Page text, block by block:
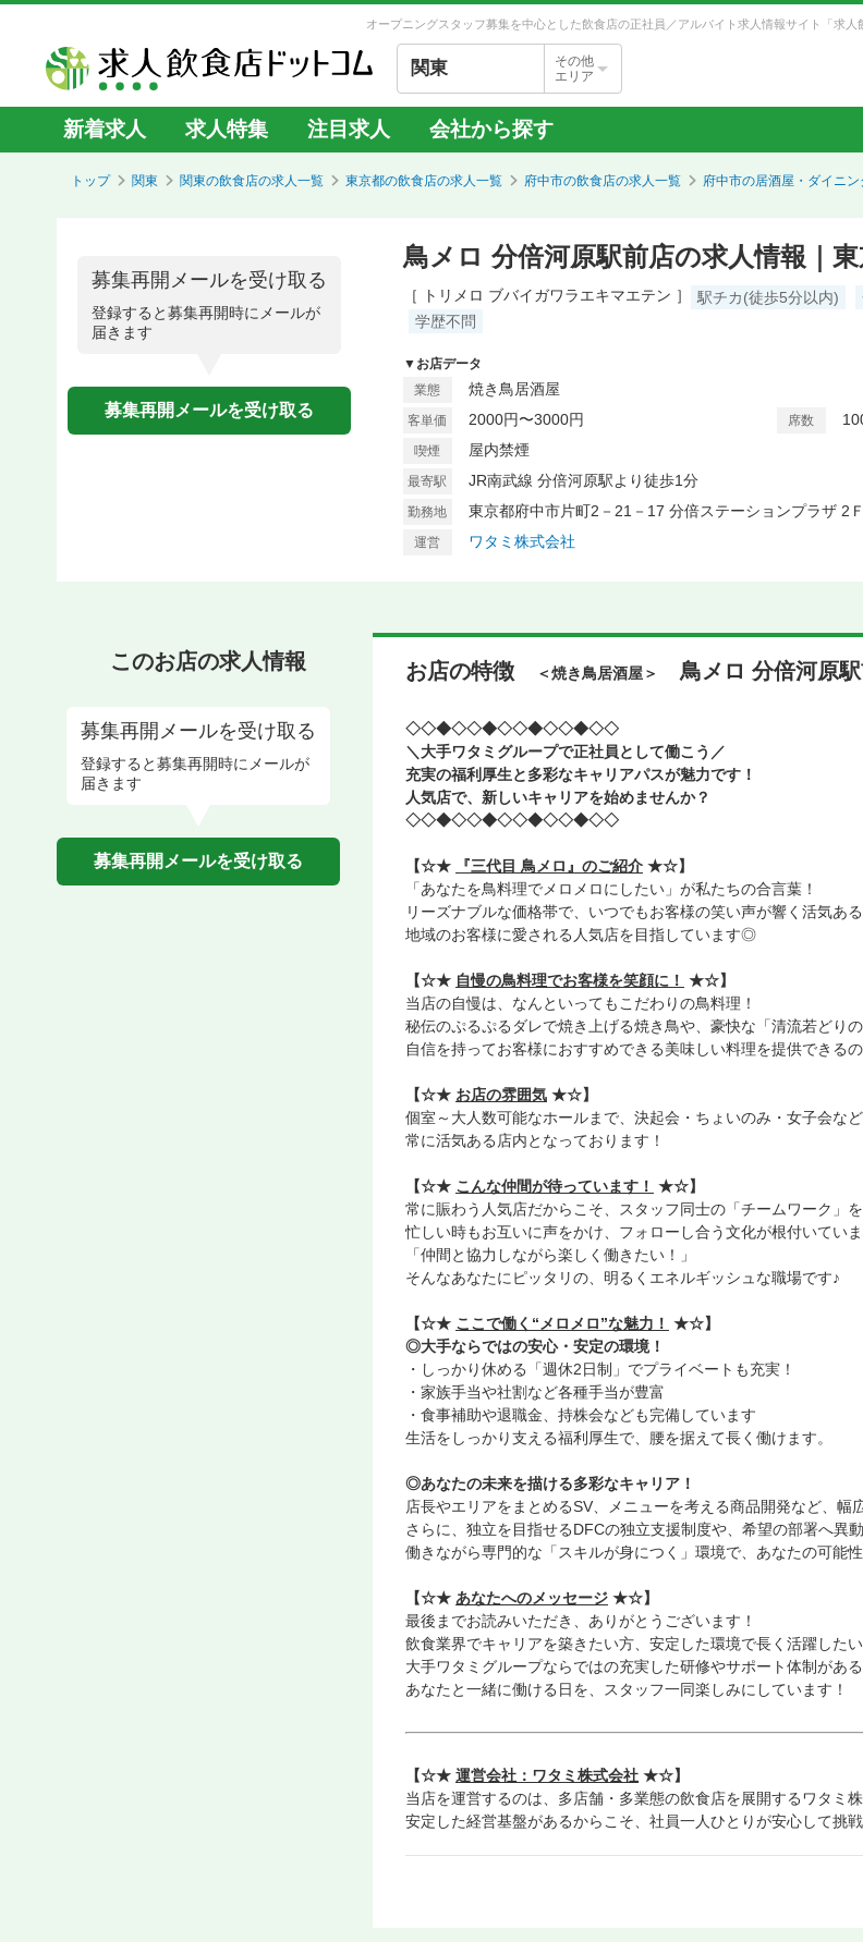
オープニングスタッフ募集を中心とした飲食店の正社員／アルバイト求人情報サイト「求人
関東
その他
エリア
新着求人 求人特集 注目求人 会社から探す
トップ 関東 関東の飲食店の求人一覧 東京都の飲食店の求人一覧 府中市の飲食店の求人一覧 府中市の居酒屋・ダイニ
募集再開メールを受け取る
登録すると募集再開時にメールが
届きます
募集再開メールを受け取る
鳥メロ 分倍河原駅前店の求人情報｜
［ トリメロ ブバイガワラエキマエテン ］ 駅チカ(徒歩5分以内)
学歴不問
▼お店データ
業態
焼き鳥居酒屋
客単価 2000円〜3000円 席数
喫煙 屋内禁煙
最寄駅 JR南武線 分倍河原駅より徒歩1分
勤務地 東京都府中市片町2－21－17 分倍ステーションプラザ 2
運営 ワタミ株式会社
このお店の求人情報
募集再開メールを受け取る
登録すると募集再開時にメールが
届きます
募集再開メールを受け取る
お店の特徴 ＜焼き鳥居酒屋＞ 鳥メロ 分倍河原
◇◇◆◇◇◆◇◇◆◇◇◆◇◇
＼大手ワタミグループで正社員として働こう／
充実の福利厚生と多彩なキャリアパスが魅力です！
人気店で、新しいキャリアを始めませんか？
◇◇◆◇◇◆◇◇◆◇◇◆◇◇
【☆★ 『三代目 鳥メロ』のご紹介 ★☆】
「あなたを鳥料理でメロメロにしたい」が私たちの合言葉！
リーズナブルな価格帯で、いつでもお客様の笑い声が響く活気あ
地域のお客様に愛される人気店を目指しています◎
【☆★ 自慢の鳥料理でお客様を笑顔に！ ★☆】
当店の自慢は、なんといってもこだわりの鳥料理！
秘伝のぷるぷるダレで焼き上げる焼き鳥や、豪快な「清流若どり
自信を持ってお客様におすすめできる美味しい料理を提供できる
【☆★ お店の雰囲気 ★☆】
個室～大人数可能なホールまで、決起会・ちょいのみ・女子会な
常に活気ある店内となっております！
【☆★ こんな仲間が待っています！ ★☆】
常に賑わう人気店だからこそ、スタッフ同士の「チームワーク」
忙しい時もお互いに声をかけ、フォローし合う文化が根付いていま
「仲間と協力しながら楽しく働きたい！」
そんなあなたにピッタリの、明るくエネルギッシュな職場です♪
【☆★ ここで働く“メロメロ”な魅力！ ★☆】
◎大手ならではの安心・安定の環境！
・しっかり休める「週休2日制」でプライベートも充実！
・家族手当や社割など各種手当が豊富
・食事補助や退職金、持株会なども完備しています
生活をしっかり支える福利厚生で、腰を据えて長く働けます。
◎あなたの未来を描ける多彩なキャリア！
店長やエリアをまとめるSV、メニューを考える商品開発など、幅
さらに、独立を目指せるDFCの独立支援制度や、希望の部署へ異
働きながら専門的な「スキルが身につく」環境で、あなたの可能
【☆★ あなたへのメッセージ ★☆】
最後までお読みいただき、ありがとうございます！
飲食業界でキャリアを築きたい方、安定した環境で長く活躍した
大手ワタミグループならではの充実した研修やサポート体制があ
あなたと一緒に働ける日を、スタッフ一同楽しみにしています！
【☆★ 運営会社：ワタミ株式会社 ★☆】
当店を運営するのは、多店舗・多業態の飲食店を展開するワタミ株
安定した経営基盤があるからこそ、社員一人ひとりが安心して挑